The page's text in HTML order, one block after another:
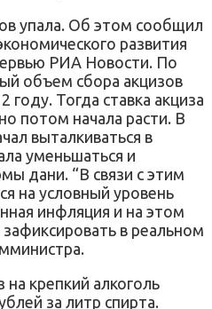
упала. Об этом сообщил
развития
РИА Новости. По
объем сбора акцизов
году. Тогда ставка акциза
потом начала расти. В
выталкиваться в
уменьшаться и
дани. “В связи с этим
на условный уровень
инфляция и на этом
в реальном
крепкий алкоголь
за литр спирта.